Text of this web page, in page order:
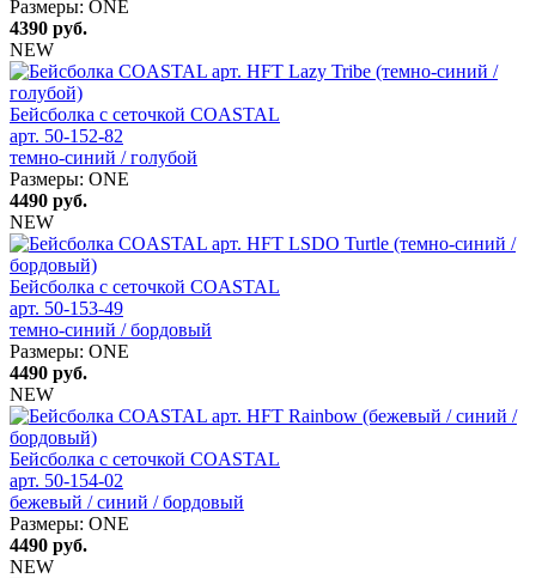
Размеры: ONE
4390 руб.
NEW
Бейсболка с сеточкой COASTAL
арт. 50-152-82
темно-синий / голубой
Размеры: ONE
4490 руб.
NEW
Бейсболка с сеточкой COASTAL
арт. 50-153-49
темно-синий / бордовый
Размеры: ONE
4490 руб.
NEW
Бейсболка с сеточкой COASTAL
арт. 50-154-02
бежевый / синий / бордовый
Размеры: ONE
4490 руб.
NEW